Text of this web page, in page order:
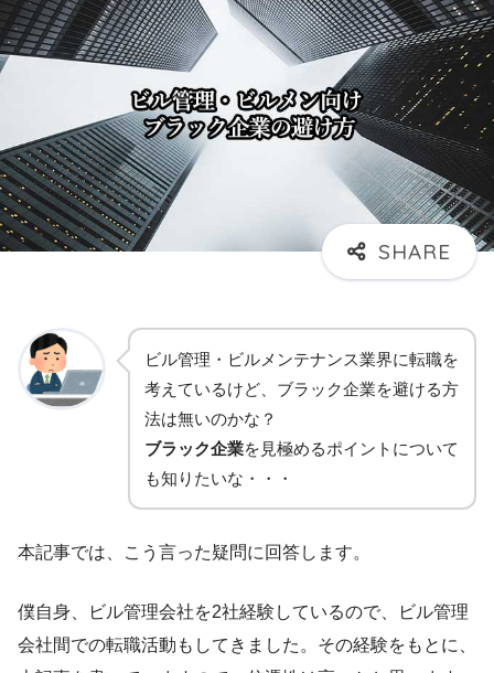
ビル管理・ビルメンテナンス業界に転職を
考えているけど、ブラック企業を避ける方
法は無いのかな？
ブラック企業を見極めるポイントについて
も知りたいな・・・
本記事では、こう言った疑問に回答します。
僕自身、ビル管理会社を2社経験しているので、ビル管理
会社間での転職活動もしてきました。その経験をもとに、